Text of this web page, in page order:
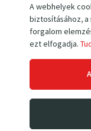
A webhelyek
biztosításához,
forgalom
ezt elfogadja.
merev szerkezet,
elülső védőrács,
egység.
Fő jellemzők:
teherbírás 700 kg
maximális
villa minimális
szerkezeti